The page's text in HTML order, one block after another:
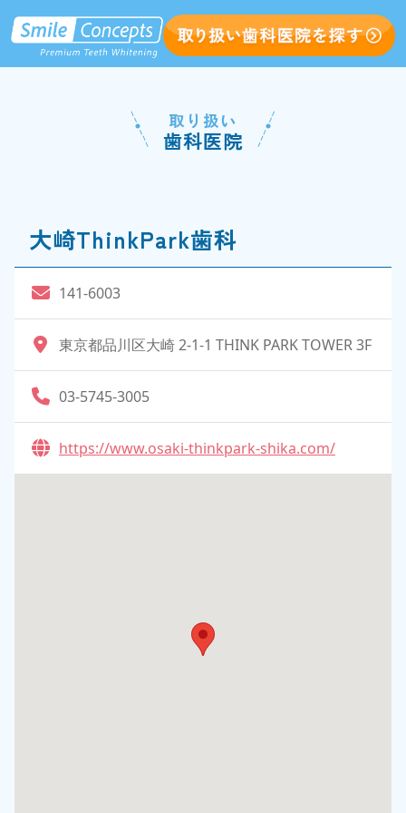
取り扱い
歯科医院
大崎ThinkPark歯科
141-6003
東京都品川区大崎 2-1-1 THINK PARK TOWER 3F
03-5745-3005
https://www.osaki-thinkpark-shika.com/